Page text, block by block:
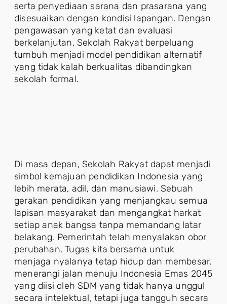
serta penyediaan sarana dan prasarana yang
disesuaikan dengan kondisi lapangan. Dengan
pengawasan yang ketat dan evaluasi
berkelanjutan, Sekolah Rakyat berpeluang
tumbuh menjadi model pendidikan alternatif
yang tidak kalah berkualitas dibandingkan
sekolah formal.
Di masa depan, Sekolah Rakyat dapat menjadi
simbol kemajuan pendidikan Indonesia yang
lebih merata, adil, dan manusiawi. Sebuah
gerakan pendidikan yang menjangkau semua
lapisan masyarakat dan mengangkat harkat
setiap anak bangsa tanpa memandang latar
belakang. Pemerintah telah menyalakan obor
perubahan. Tugas kita bersama untuk
menjaga nyalanya tetap hidup dan membesar,
menerangi jalan menuju Indonesia Emas 2045
yang diisi oleh SDM yang tidak hanya unggul
secara intelektual, tetapi juga tangguh secara